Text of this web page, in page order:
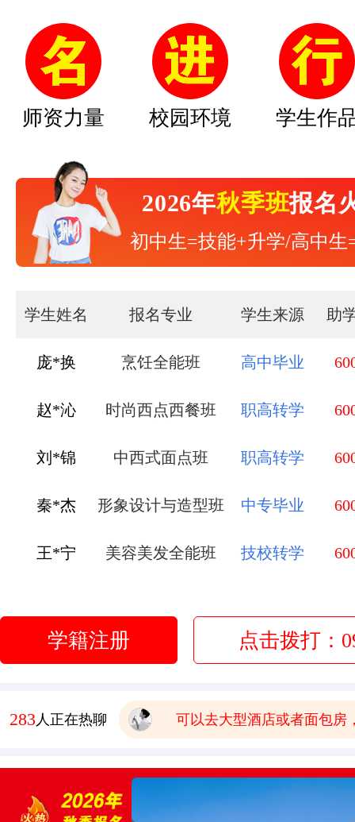
师资力量 校园环境 学生作
2026年秋季班报名
初中生=技能+升学/高中生
学生姓名 报名专业 学生来源 助
赵*沁 时尚西点西餐班 职高转学
刘*锦 中西式面点班 职高转学
秦*杰 形象设计与造型班 中专毕业
王*宁 美容美发全能班 技校转学
赵*弟 无人机应用技术 初中毕业
管*飞 金鼎大厨班 高中毕业
学籍注册 点击拨打：
354 人正在热聊
学校环境怎么样啊 视频上
学费多少钱
报名要带哪些